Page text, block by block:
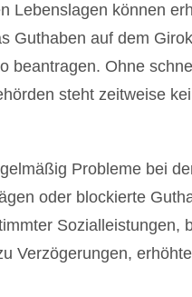
Lebenslagen können
Guthaben auf dem
beantragen. Ohne
steht zeitweise
Probleme bei
oder blockierte
Sozialleistungen,
Verzögerungen,